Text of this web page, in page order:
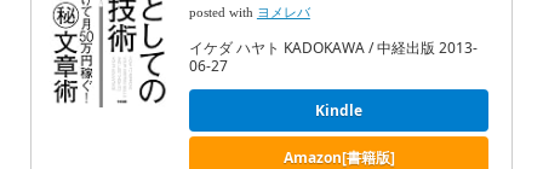
posted with ヨメレバ
イケダ ハヤト KADOKAWA / 中経出版 2013-
06-27
Kindle
Amazon[書籍版]